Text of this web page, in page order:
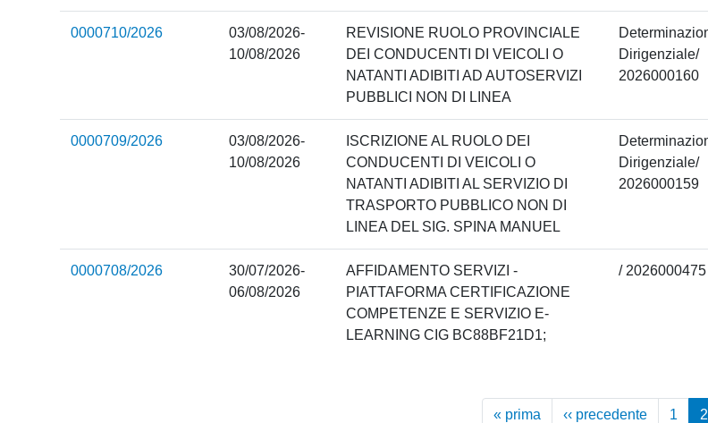
0000710/2026
03/08/2026-
10/08/2026
REVISIONE RUOLO PROVINCIALE
DEI CONDUCENTI DI VEICOLI O
NATANTI ADIBITI AD AUTOSERVIZI
PUBBLICI NON DI LINEA
Dirigenziale/
2026000160
0000709/2026
03/08/2026-
10/08/2026
ISCRIZIONE AL RUOLO DEI
CONDUCENTI DI VEICOLI O
NATANTI ADIBITI AL SERVIZIO DI
TRASPORTO PUBBLICO NON DI
LINEA DEL SIG. SPINA MANUEL
Dirigenziale/
2026000159
0000708/2026
30/07/2026-
06/08/2026
AFFIDAMENTO SERVIZI -
PIATTAFORMA CERTIFICAZIONE
COMPETENZE E SERVIZIO E-
LEARNING CIG BC88BF21D1;
/ 2026000475
Paginazione
« prima Prima‹‹ precedente Pagina
1 2